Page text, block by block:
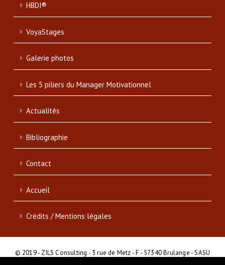
HBDI®
VoyaStages
Galerie photos
Les 5 piliers du Manager Motivationnel
Actualités
Bibliographie
Contact
Accueil
Crédits / Mentions légales
© 2019 - ZILS Consulting - 3 rue de Metz - F - 57340 Brulange - SASU